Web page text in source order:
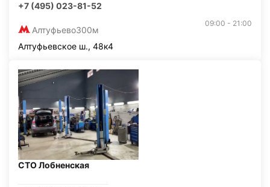
+7 (495) 023-81-52
Алтуфьево300м
09:00 - 21:00
Алтуфьевское ш., 48к4
СТО Лобненская